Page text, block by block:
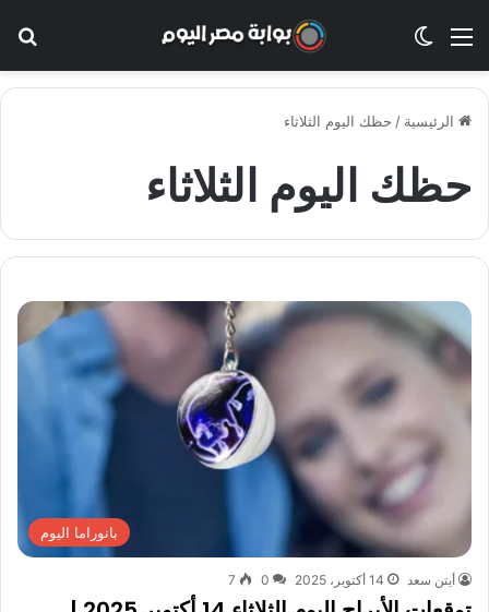
القائمة الوضع المظلم
الرئيسية / حظك اليوم الثلاثاء
حظك اليوم الثلاثاء
بانوراما اليوم
أيتن سعد 14 أكتوبر، 2025 0
7